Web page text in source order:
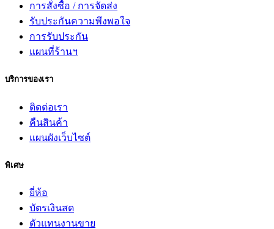
การสั่งซื้อ / การจัดส่ง
รับประกันความพึงพอใจ
การรับประกัน
แผนที่ร้านฯ
บริการของเรา
ติดต่อเรา
คืนสินค้า
แผนผังเว็บไซต์
พิเศษ
ยี่ห้อ
บัตรเงินสด
ตัวแทนงานขาย